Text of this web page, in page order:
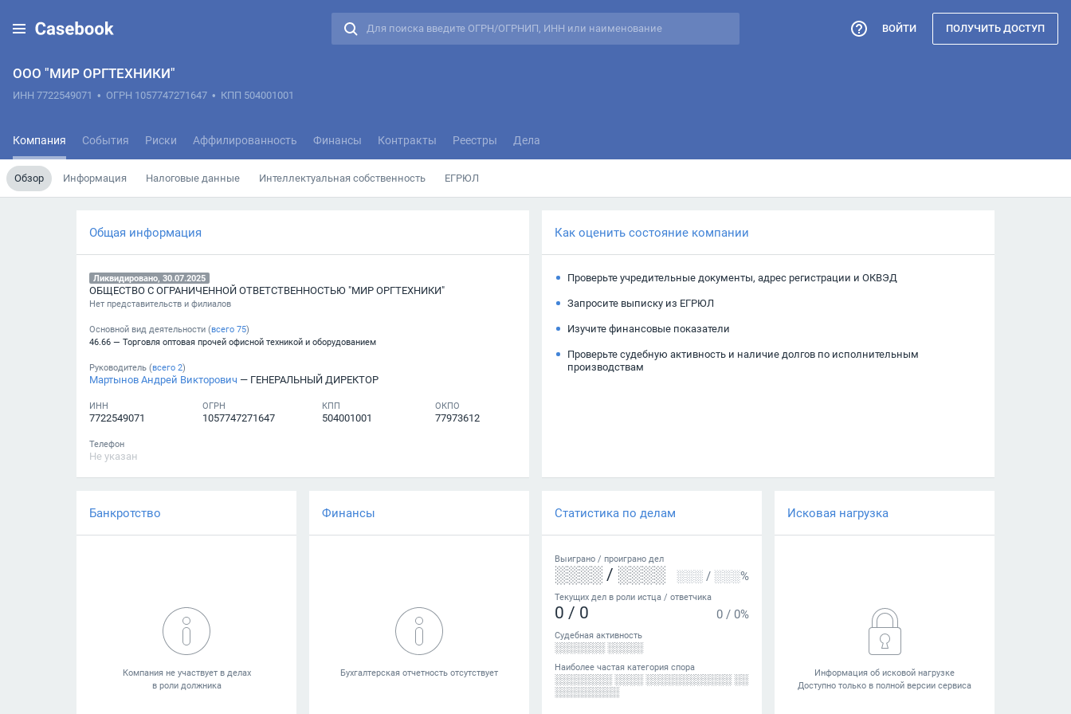
ООО "МИР ОРГТЕХНИКИ"
ИНН 7722549071 • ОГРН 1057747271647 • КПП 504001001
Компания События Риски Аффилированность Финансы Контракты Реестры Дела
Обзор Информация Налоговые данные Интеллектуальная собственность ЕГРЮЛ
ВОЙТИ ПОЛУЧИТЬ ДОСТУП
Общая информация
Ликвидировано, 30.07.2025
ОБЩЕСТВО С ОГРАНИЧЕННОЙ ОТВЕТСТВЕННОСТЬЮ "МИР ОРГТЕХНИКИ"
Нет представительств и филиалов
Основной вид деятельности (всего 75)
46.66 — Торговля оптовая прочей офисной техникой и оборудованием
Руководитель (всего 2)
Мартынов Андрей Викторович — ГЕНЕРАЛЬНЫЙ ДИРЕКТОР
ИНН
7722549071
ОГРН
1057747271647
КПП
504001001
ОКПО
77973612
Телефон
Не указан
Как оценить состояние компании
Проверьте учредительные документы, адрес регистрации и ОКВЭД
Запросите выписку из ЕГРЮЛ
Изучите финансовые показатели
Проверьте судебную активность и наличие долгов по исполнительным
производствам
Банкротство Финансы Статистика по делам
Выиграно / проиграно дел
░░░░ / ░░░░ ░░░ / ░░░%
Текущих дел в роли истца / ответчика
0 / 0 0 / 0%
Судебная активность
░░░░░░░ ░░░░░
Наиболее частая категория спора
░░░░░░░░ ░░░░ ░░░░░░░░░░░░ ░░
░░░░░░░░░
Исковая нагрузка